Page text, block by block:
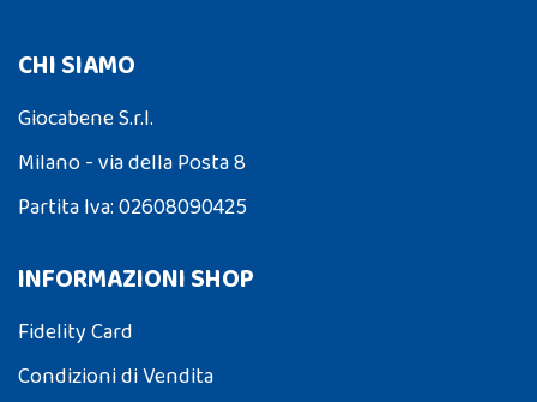
CHI SIAMO
Giocabene S.r.l.
Milano - via della Posta 8
Partita Iva: 02608090425
INFORMAZIONI SHOP
Fidelity Card
Condizioni di Vendita